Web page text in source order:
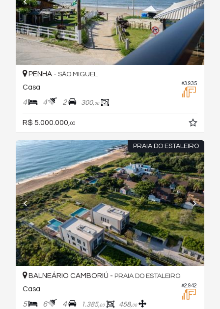
#3.935
PENHA - SÃO MIGUEL
Casa
4 4 2 300,00
R$ 5.000.000,00
PRAIA DO ESTALEIRO
#2.942
BALNEÁRIO CAMBORIÚ - PRAIA DO ESTALEIRO
Casa
5 6 4 1.385,00 458,00